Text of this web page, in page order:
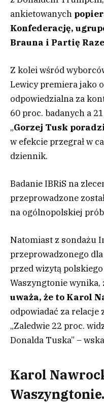
ankietowanych
Konfederację,
Brauna i Partię
Z kolei wśród
Lewicy premiera jako
odpowiedzialna za
60 proc. badanych a
„Gorzej Tusk
w efekcie przegrał w
dziennik.
Badanie IBRiS na
przeprowadzone
na ogólnopolskiej
Natomiast z sondażu
przeprowadzonego
przed wizytą
Waszyngtonie wynika,
uważa, że to Karol
odpowiadać za relacje
„Zaledwie 22 proc.
Donalda Tuska” –
Karol